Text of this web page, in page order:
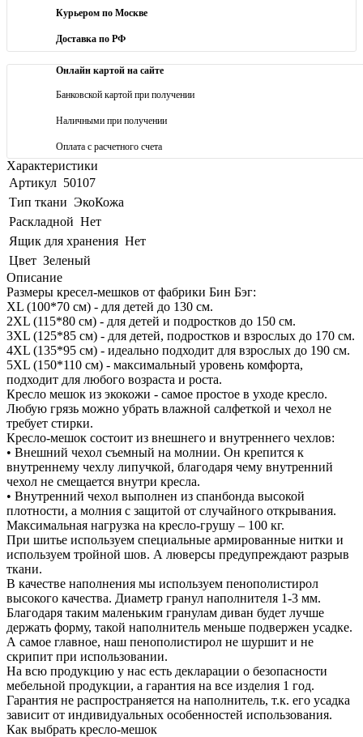
Курьером по Москве
Доставка по РФ
Онлайн картой на сайте
Банковской картой при получении
Наличными при получении
Оплата с расчетного счета
Характеристики
Артикул 50107
Тип ткани ЭкоКожа
Раскладной Нет
Ящик для хранения Нет
Цвет Зеленый
Описание
Размеры кресел-мешков от фабрики Бин Бэг:
XL (100*70 см) - для детей до 130 см.
2XL (115*80 см) - для детей и подростков до 150 см.
3XL (125*85 см) - для детей, подростков и взрослых до 170 см.
4XL (135*95 см) - идеально подходит для взрослых до 190 см.
5XL (150*110 см) - максимальный уровень комфорта,
подходит для любого возраста и роста.
Кресло мешок из экокожи - самое простое в уходе кресло.
Любую грязь можно убрать влажной салфеткой и чехол не
требует стирки.
Кресло-мешок состоит из внешнего и внутреннего чехлов:
• Внешний чехол съемный на молнии. Он крепится к
внутреннему чехлу липучкой, благодаря чему внутренний
чехол не смещается внутри кресла.
• Внутренний чехол выполнен из спанбонда высокой
плотности, а молния с защитой от случайного открывания.
Максимальная нагрузка на кресло-грушу – 100 кг.
При шитье используем специальные армированные нитки и
используем тройной шов. А люверсы предупреждают разрыв
ткани.
В качестве наполнения мы используем пенополистирол
высокого качества. Диаметр гранул наполнителя 1-3 мм.
Благодаря таким маленьким гранулам диван будет лучше
держать форму, такой наполнитель меньше подвержен усадке.
А самое главное, наш пенополистирол не шуршит и не
скрипит при использовании.
На всю продукцию у нас есть декларации о безопасности
мебельной продукции, а гарантия на все изделия 1 год.
Гарантия не распространяется на наполнитель, т.к. его усадка
зависит от индивидуальных особенностей использования.
Как выбрать кресло-мешок